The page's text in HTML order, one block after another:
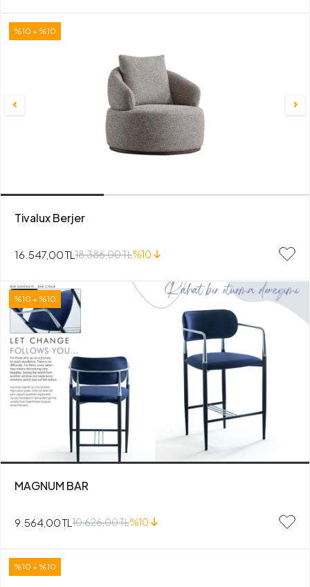
%10 + %10
Tivalux Berjer
16.547,00 TL 18.386,00 TL%10
%10 + %10
MAGNUM BAR
9.564,00 TL 10.626,00 TL%10
%10 + %10